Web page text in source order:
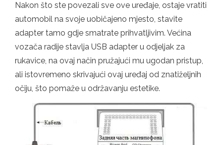
Nakon što ste povezali sve ove uređaje, ostaje vratiti
automobil na svoje uobičajeno mjesto, stavite
adapter tamo gdje smatrate prihvatljivim. Većina
vozača radije stavlja USB adapter u odjeljak za
rukavice, na ovaj način pružajući mu ugodan pristup,
ali istovremeno skrivajući ovaj uređaj od znatiželjnih
očiju, što pomaže u održavanju estetike.